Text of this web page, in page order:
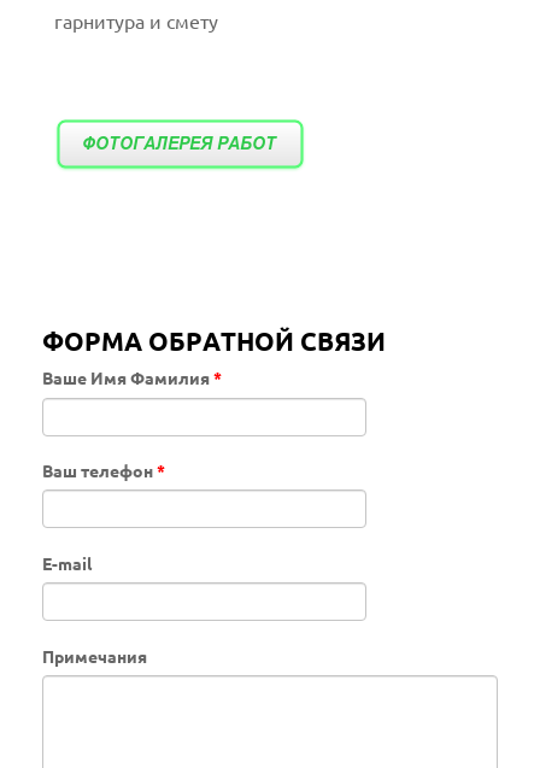
гарнитура и смету
ФОРМА ОБРАТНОЙ СВЯЗИ
Ваше Имя Фамилия*
Ваш телефон*
E-mail
Примечания